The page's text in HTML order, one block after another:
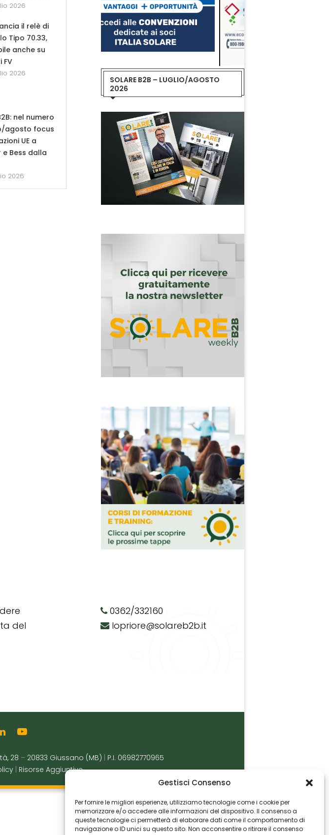
Gestisci Consenso
Per fornire le migliori esperienze, utilizziamo tecnologie come i cookie per
memorizzare e/o accedere alle informazioni del dispositivo. Il consenso a
queste tecnologie ci permetterà di elaborare dati come il comportamento di
navigazione o ID unici su questo sito. Non acconsentire o ritirare il consenso
2026
il relè di
Tipo 70.33,
anche su
FV
2026
nel numero
agosto focus
UE a
e Bess dalla
2026
SOLARE B2B – LUGLIO/AGOSTO
2026
del
0362/332160
lopriore@solareb2b.it
28 – 20833 Giussano (MB)
P.I. 06982770965
Risorse Aggiuntive